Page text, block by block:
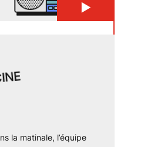
▶
la matinale, l’équipe